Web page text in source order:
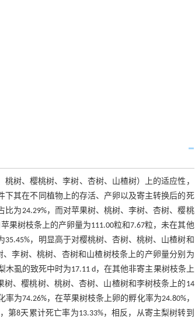
桃树、樱桃树、李树、杏树、山楂树）上的适应性，
其在不同植物上的存活、产卵以及寄主转换后的死
为24.29%，而对苹果树、桃树、李树、杏树、樱桃
果树枝条上的产卵量为111.00粒和7.67粒，未在其他
，明显高于对樱桃树、杏树、桃树、山楂树和
、李树、桃树、杏树和山楂树枝条上的产卵量分别为
木虱的致死中时为17.11 d，在其他非寄主果树枝条上
树、樱桃树、桃树、杏树、山楂树和李树枝条上的14
为74.26%，在苹果树枝条上卵的孵化率为24.80%，
8天累计死亡率为13.33%，相反，从寄主梨树转到